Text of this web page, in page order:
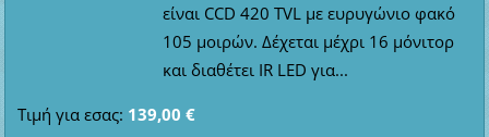
είναι CCD 420 TVL με ευρυγώνιο φακό
105 μοιρών. Δέχεται μέχρι 16 μόνιτορ
και διαθέτει IR LED για...
Τιμή για εσας: 139,00 €